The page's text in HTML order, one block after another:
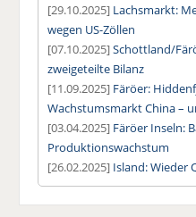
[29.10.2025] Lachsmarkt:
wegen US-Zöllen
[07.10.2025]Schottland/
zweigeteilte Bilanz
[11.09.2025] Färöer:
Wachstumsmarkt China –
[03.04.2025] Färöer Inseln:
Produktionswachstum
[26.02.2025] Island: Wieder